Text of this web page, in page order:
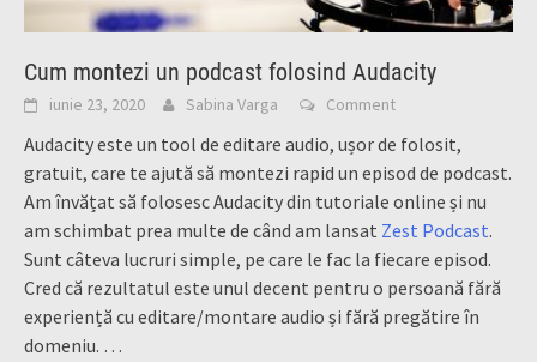
Cum montezi un podcast folosind Audacity
iunie 23, 2020 Sabina Varga Comment
Audacity este un tool de editare audio, ușor de folosit,
gratuit, care te ajută să montezi rapid un episod de podcast.
Am învățat să folosesc Audacity din tutoriale online și nu
am schimbat prea multe de când am lansat Zest Podcast.
Sunt câteva lucruri simple, pe care le fac la fiecare episod.
Cred că rezultatul este unul decent pentru o persoană fără
experiență cu editare/montare audio și fără pregătire în
domeniu. …